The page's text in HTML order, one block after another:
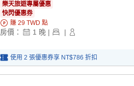
樂天旅遊專屬優惠
快閃優惠券
賺 29 TWD 點
房價： 1 晚 | |
使用 2 張優惠券享 NT$786 折扣